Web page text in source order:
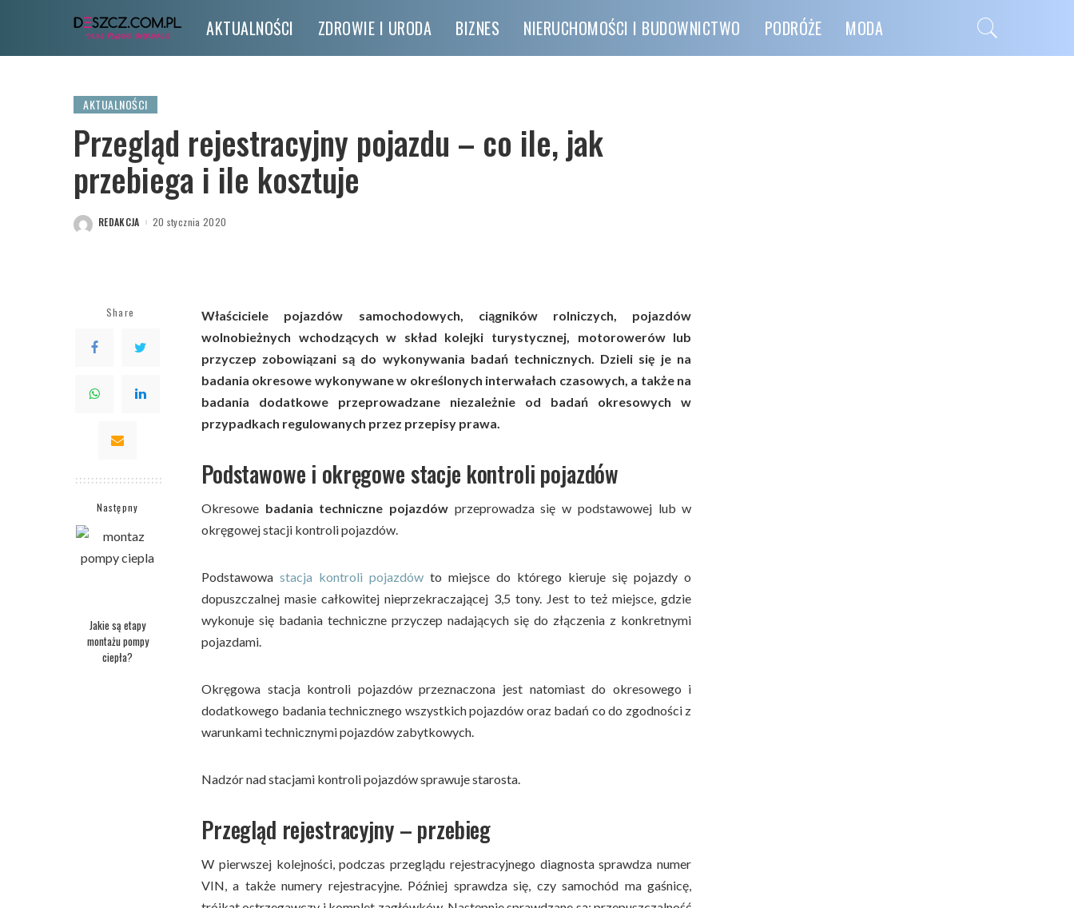
AKTUALNOŚCI ZDROWIE I URODA BIZNES NIERUCHOMOŚCI I BUDOWNICTWO PODRÓŻE MODA
AKTUALNOŚCI
Przegląd rejestracyjny pojazdu – co ile, jak
przebiega i ile kosztuje
POSTED
REDAKCJA 20 stycznia 2020
Share
Następny
Jakie są etapy
montażu pompy
ciepła?
Właściciele pojazdów samochodowych, ciągników rolniczych, pojazdów
wolnobieżnych wchodzących w skład kolejki turystycznej, motorowerów lub
przyczep zobowiązani są do wykonywania badań technicznych. Dzieli się je na
badania okresowe wykonywane w określonych interwałach czasowych, a także na
badania dodatkowe przeprowadzane niezależnie od badań okresowych w
przypadkach regulowanych przez przepisy prawa.
Podstawowe i okręgowe stacje kontroli pojazdów
Okresowe badania techniczne pojazdów przeprowadza się w podstawowej lub w
okręgowej stacji kontroli pojazdów.
Podstawowastacja kontroli pojazdów to miejsce do którego kieruje się pojazdy o
dopuszczalnej masie całkowitej nieprzekraczającej 3,5 tony. Jest to też miejsce, gdzie
wykonuje się badania techniczne przyczep nadających się do złączenia z konkretnymi
pojazdami.
Okręgowa stacja kontroli pojazdów przeznaczona jest natomiast do okresowego i
dodatkowego badania technicznego wszystkich pojazdów oraz badań co do zgodności z
warunkami technicznymi pojazdów zabytkowych.
Nadzór nad stacjami kontroli pojazdów sprawuje starosta.
Przegląd rejestracyjny – przebieg
W pierwszej kolejności, podczas przeglądu rejestracyjnego diagnosta sprawdza numer
VIN, a także numery rejestracyjne. Później sprawdza się, czy samochód ma gaśnicę,